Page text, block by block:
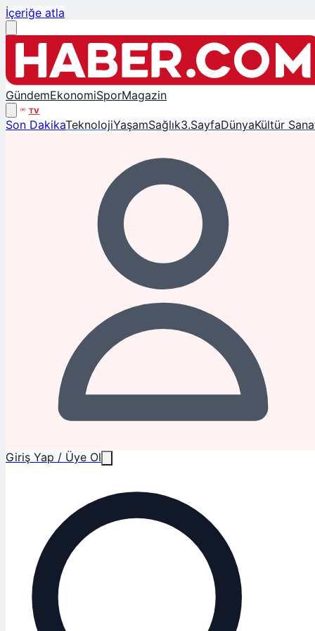
İçeriğe atla
GündemEkonomiSporMagazin
TV
Son DakikaTeknolojiYaşamSağlık3.SayfaDünyaKültür
Giriş Yap / Üye Ol